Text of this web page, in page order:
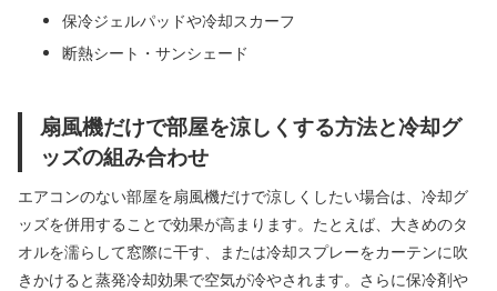
保冷ジェルパッドや冷却スカーフ
断熱シート・サンシェード
扇風機だけで部屋を涼しくする方法と冷却グ
ッズの組み合わせ
エアコンのない部屋を扇風機だけで涼しくしたい場合は、冷却グ
ッズを併用することで効果が高まります。たとえば、大きめのタ
オルを濡らして窓際に干す、または冷却スプレーをカーテンに吹
きかけると蒸発冷却効果で空気が冷やされます。さらに保冷剤や